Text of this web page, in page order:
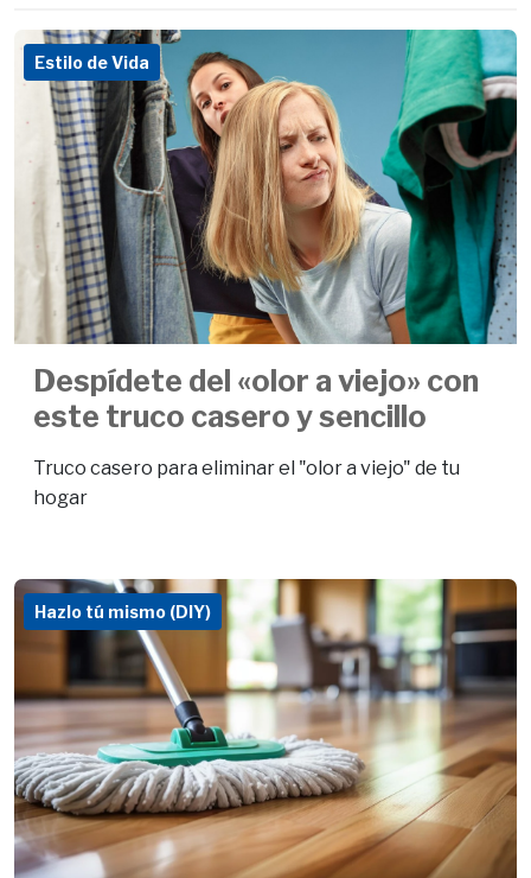
Estilo de Vida
Despídete del «olor a viejo» con
este truco casero y sencillo
Truco casero para eliminar el "olor a viejo" de tu
hogar
Hazlo tú mismo (DIY)